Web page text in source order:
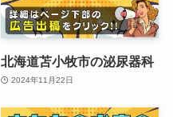
北海道苫小牧市の泌尿器科
2024年11月22日